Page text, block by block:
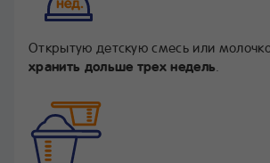
Открытую детскую смесь или
хранить дольше трех недель.